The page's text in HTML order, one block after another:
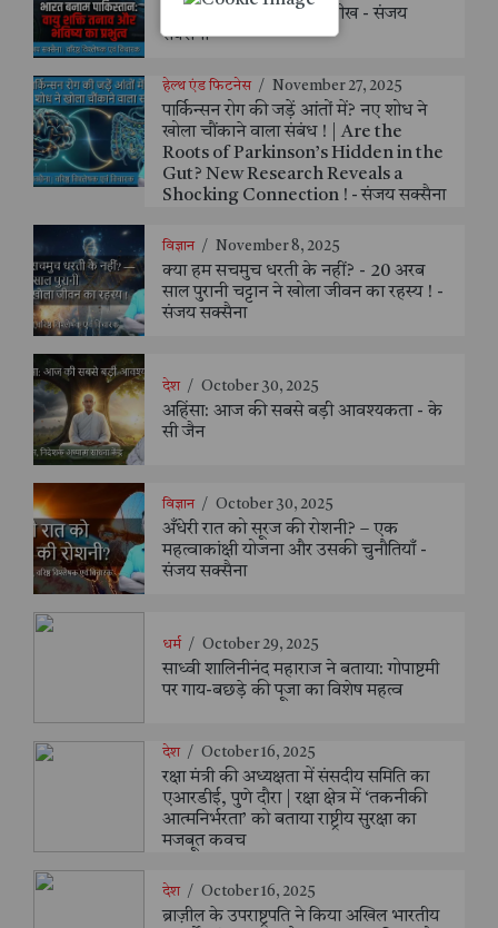
वायुसेना: क्षमता, फर्क और सीख - संजय
सक्सैना
हेल्थ एंड फिटनेस / November 27, 2025
पार्किन्सन रोग की जड़ें आंतों में? नए शोध ने
खोला चौंकाने वाला संबंध ! | Are the
Roots of Parkinson’s Hidden in the
Gut? New Research Reveals a
Shocking Connection ! - संजय सक्सैना
विज्ञान / November 8, 2025
क्या हम सचमुच धरती के नहीं? - 20 अरब
साल पुरानी चट्टान ने खोला जीवन का रहस्य ! -
संजय सक्सैना
देश / October 30, 2025
अहिंसा: आज की सबसे बड़ी आवश्यकता - के
सी जैन
विज्ञान / October 30, 2025
अँधेरी रात को सूरज की रोशनी? – एक
महत्वाकांक्षी योजना और उसकी चुनौतियाँ -
संजय सक्सैना
धर्म / October 29, 2025
साध्वी शालिनीनंद महाराज ने बताया: गोपाष्टमी
पर गाय-बछड़े की पूजा का विशेष महत्व
देश / October 16, 2025
रक्षा मंत्री की अध्यक्षता में संसदीय समिति का
एआरडीई, पुणे दौरा | रक्षा क्षेत्र में ‘तकनीकी
आत्मनिर्भरता’ को बताया राष्ट्रीय सुरक्षा का
मजबूत कवच
देश / October 16, 2025
ब्राज़ील के उपराष्ट्रपति ने किया अखिल भारतीय